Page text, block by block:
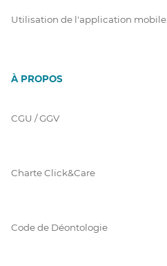
Utilisation de l'application mobile
À PROPOS
CGU / GGV
Charte Click&Care
Code de Déontologie